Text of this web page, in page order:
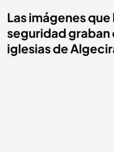
Las imágenes
seguridad graban
iglesias de